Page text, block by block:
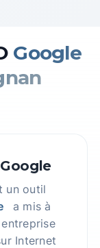
Google
un outil
a mis à
Internet